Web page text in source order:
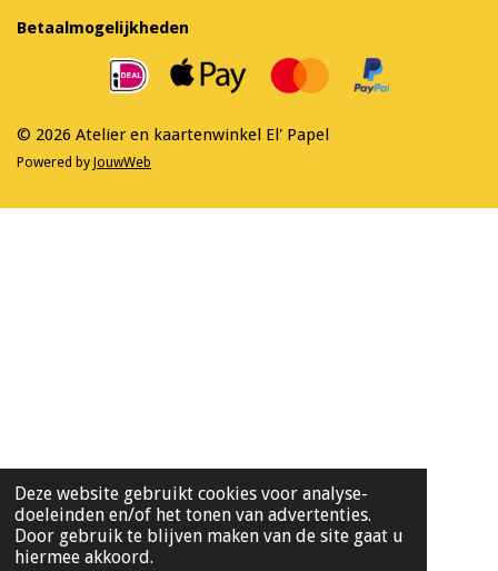
Deze website gebruikt cookies voor analyse-
doeleinden en/of het tonen van advertenties.
Door gebruik te blijven maken van de site gaat u
hiermee akkoord.
e
b
a
m
Betaalmogelijkheden
© 2026 Atelier en kaartenwinkel El' Papel
Powered by JouwWeb